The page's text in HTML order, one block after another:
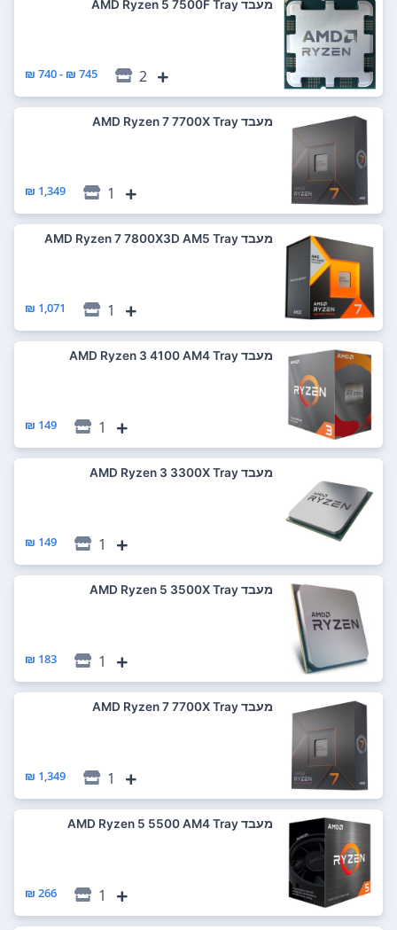
מעבד AMD Ryzen 5 7500F Tray
2
745 ₪ - 740 ₪
מעבד AMD Ryzen 7 7700X Tray
1
1,349 ₪
מעבד AMD Ryzen 7 7800X3D AM5 Tray
1
1,071 ₪
מעבד AMD Ryzen 3 4100 AM4 Tray
1
149 ₪
מעבד AMD Ryzen 3 3300X Tray
1
149 ₪
מעבד AMD Ryzen 5 3500X Tray
1
183 ₪
מעבד AMD Ryzen 7 7700X Tray
1
1,349 ₪
מעבד AMD Ryzen 5 5500 AM4 Tray
1
266 ₪